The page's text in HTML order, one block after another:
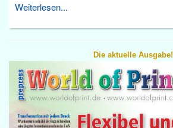
Weiterlesen...
Die aktuelle Ausgabe!